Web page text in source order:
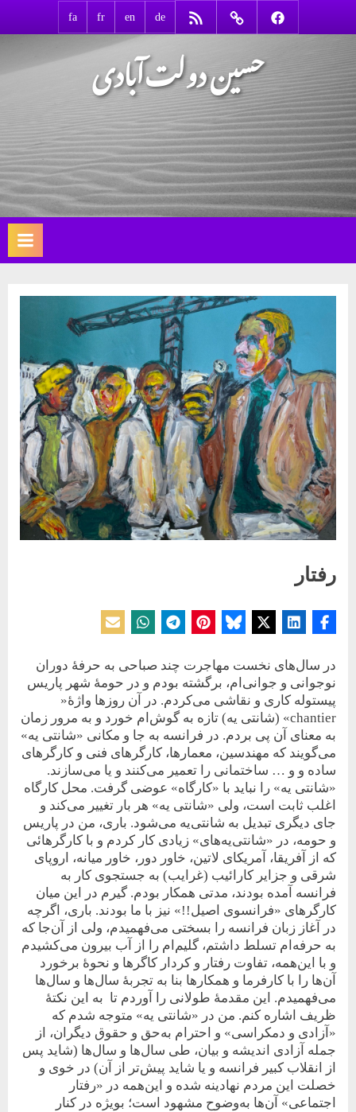
Facebook
Contact
RSS
de
en
fr
fa
حسین دولت‌آبادی
رفتار
در سال‌های نخست مهاجرت چند صباحی به حرفۀ دوران
نوجوانی و جوانی‌ام، برگشته بودم و در حومۀ شهر پاریس
پیستوله کاری و نقاشی می‌کردم. در آن روزها واژۀ«
chantier» (شانتی یه) تازه به گوش‌ام خورد و به مرور زمان
به معنای آن پی بردم. در فرانسه به جا و مکانی «شانتی یه»
می‌گویند که مهندسین، معمارها، کارگرهای فنی و کارگرهای
ساده و و … ساختمانی را تعمیر می‌کنند و یا می‌سازند.
«شانتی یه» را نباید با «کارگاه» عوضی گرفت. محل کارگاه
اغلب ثابت است، ولی «شانتی یه» هر بار تغییر می‌کند و
جای دیگری تبدیل به شانتی‌‌یه می‌شود. باری، من در پاریس
و حومه، در «شانتی‌یه‌های» زیادی کار کردم و با کارگرهائی
که از آفریقا، آمریکای لاتین، خاور دور، خاور میانه، اروپای
شرقی و جزایر کارائیب (غرایب) به جستجوی کار به
فرانسه آمده بودند، مدتی همکار بودم. گیرم در این میان
کارگرهای «فرانسوی اصیل!!» نیز با ما بودند. باری، اگرچه
در آغاز زبان فرانسه را بسختی می‌فهمیدم، ولی از آن‌جا که
به حرفه‌ام تسلط داشتم، گلیم‌ام را از آب بیرون می‌کشیدم
و با این‌همه، تفاوت رفتار و کردار کاگرها و نحوۀ برخورد
آن‌ها را با کارفرما و همکارها بنا به تجربۀ سال‌ها و سال‌ها
می‌فهمیدم. این مقدمۀ طولانی را آوردم تا به این نکتۀ
ظریف اشاره کنم. من در «شانتی یه» متوجه شدم که
«آزادی و دمکراسی» و احترام به‌حق و حقوق دیگران، از
جمله آزادی اندیشه و بیان، طی سال‌ها و سال‌ها (شاید پس
از انقلاب کبیر فرانسه و یا شاید پیش‌تر از آن) در خوی و
خصلت این مردم نهادینه شده و این‌همه در «رفتار
اجتماعی» آن‌ها به‌وضوح مشهود است؛ بویژه در کنار